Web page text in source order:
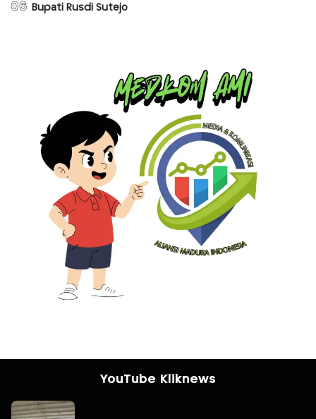
06 Bupati Rusdi Sutejo
YouTube Kliknews